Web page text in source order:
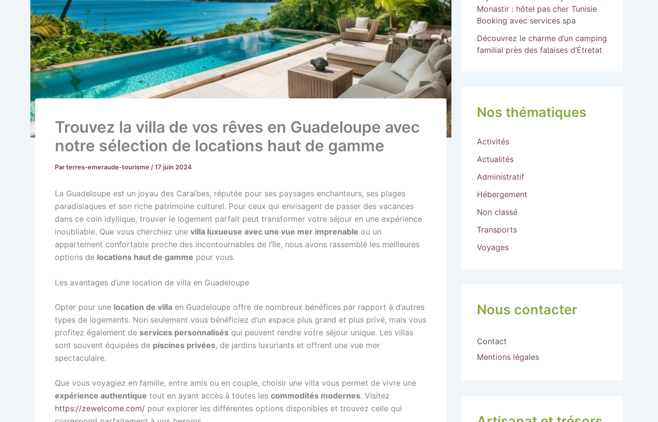
Trouvez la villa de vos rêves en Guadeloupe avec
notre sélection de locations haut de gamme
Parterres-emeraude-tourisme /17 juin 2024
La Guadeloupe est un joyau des Caraïbes, réputée pour ses paysages enchanteurs, ses plages
paradisiaques et son riche patrimoine culturel. Pour ceux qui envisagent de passer des vacances
dans ce coin idyllique, trouver le logement parfait peut transformer votre séjour en une expérience
inoubliable. Que vous cherchiez une villa luxueuse avec une vue mer imprenable ou un
appartement confortable proche des incontournables de l’île, nous avons rassemblé les meilleures
options de locations haut de gamme pour vous.
Les avantages d’une location de villa en Guadeloupe
Opter pour une location de villa en Guadeloupe offre de nombreux bénéfices par rapport à d’autres
types de logements. Non seulement vous bénéficiez d’un espace plus grand et plus privé, mais vous
profitez également de services personnalisés qui peuvent rendre votre séjour unique. Les villas
sont souvent équipées de piscines privées, de jardins luxuriants et offrent une vue mer
spectaculaire.
Que vous voyagiez en famille, entre amis ou en couple, choisir une villa vous permet de vivre une
expérience authentique tout en ayant accès à toutes les commodités modernes. Visitez
https://zewelcome.com/ pour explorer les différentes options disponibles et trouvez celle qui
Monastir : hôtel pas cher Tunisie
Booking avec services spa
Découvrez le charme d’un camping
familial près des falaises d’Étretat
Nos thématiques
Activités
Actualités
Administratif
Hébergement
Non classé
Transports
Voyages
Nous contacter
Contact
Mentions légales